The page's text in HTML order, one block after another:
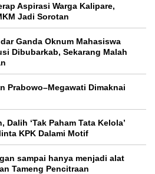
Aspirasi Warga Kalipare,
Jadi Sorotan
Ganda Oknum Mahasiswa
Dibubarkab, Sekarang Malah
Prabowo–Megawati Dimaknai
‘Tak Paham Tata Kelola’
KPK Dalami Motif
sampai hanya menjadi alat
Tameng Pencitraan